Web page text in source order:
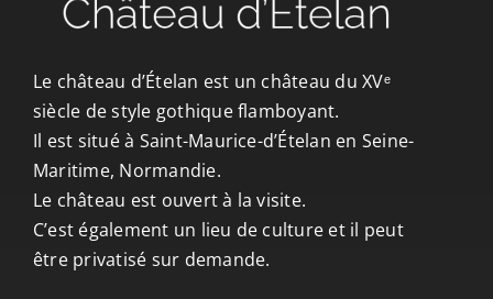
Le château d’Ételan est un château du XVᵉ
siècle de style gothique flamboyant.
Il est situé à Saint-Maurice-d’Ételan en Seine-
Maritime, Normandie.
Le château est ouvert à la visite.
C’est également un lieu de culture et il peut
être privatisé sur demande.